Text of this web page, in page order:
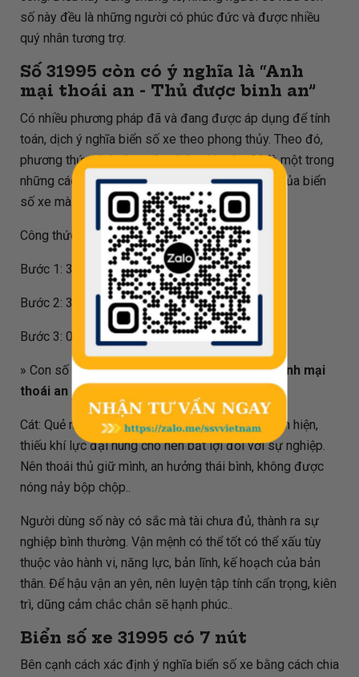
số này đều là những người có phúc đức và được nhiều
quý nhân tương trợ.
Số 31995 còn có ý nghĩa là “Anh
mại thoái an - Thủ được binh an”
Có nhiều phương pháp đã và đang được áp dụng để tính
toán, dịch ý nghĩa biển số xe theo phong thủy. Theo đó,
phương thức dịch dựa trên phép chia cho 80 là một trong
những cách phổ biến để xác định được ý nghĩa của biển
số xe mà mình đang sở hữu.
Công thức tính đối với biển số31995như sau:
Bước 1: 31995 / 80 = 399.938
Bước 2: 399.938 - 399 = 0.938
Bước 3: 0.938 * 80 = 75
» Con số phong thủy75mang thêm ý nghĩa là:Anh mại
thoái an - Thủ được binh an
Cát: Quẻ này sinh ra mỹ nữ tuấn nam, âm nhu hiển hiện,
thiếu khí lực đại hùng cho nên bất lợi đối với sự nghiệp.
Nên thoái thủ giữ mình, an hưởng thái bình, không được
nóng nảy bộp chộp..
Người dùng số này có sắc mà tài chưa đủ, thành ra sự
nghiệp bình thường. Vận mệnh có thể tốt có thể xấu tùy
thuộc vào hành vi, năng lực, bản lĩnh, kế hoạch của bản
thân. Để hậu vận an yên, nên luyện tập tính cẩn trọng, kiên
trì, dũng cảm chắc chắn sẽ hạnh phúc..
Biển số xe 31995 có 7 nút
Bên cạnh cách xác định ý nghĩa biển số xe bằng cách chia